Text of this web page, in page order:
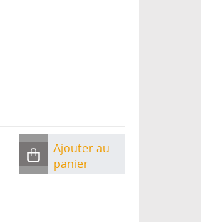
Ajouter au
panier